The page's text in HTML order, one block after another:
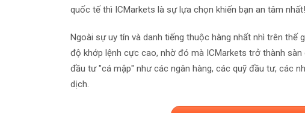
quốc tế thì ICMarkets là sự lựa chọn khiến bạn an tâm nhất!
Ngoài sự uy tín và danh tiếng thuộc hàng nhất nhì trên
độ khớp lệnh cực cao, nhờ đó mà ICMarkets trở thành
đầu tư "cá mập" như các ngân hàng, các quỹ đầu tư, các
dịch.